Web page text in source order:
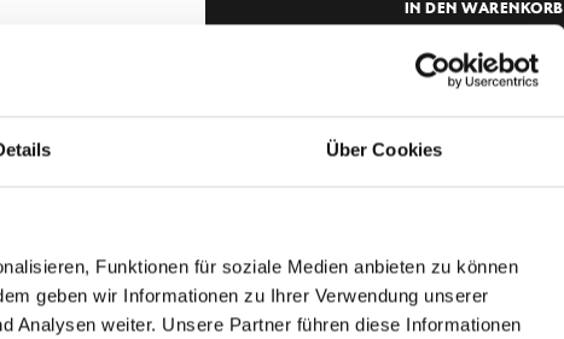
Über Cookies
Funktionen für soziale Medien anbieten zu können
geben wir Informationen zu Ihrer Verwendung unserer
Analysen weiter. Unsere Partner führen diese Informationen
IN DEN WARENKORB
Produktdetails